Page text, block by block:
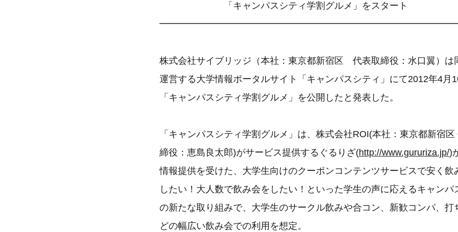
「キャンパスシティ学割グルメ」をスタート
株式会社サイブリッジ（本社：東京都新宿区 代表取締役：水口翼）は
運営する大学情報ポータルサイト「キャンパスシティ」にて2012年4月
「キャンパスシティ学割グルメ」を公開したと発表した。
「キャンパスシティ学割グルメ」は、株式会社ROI(本社：東京都新宿区
締役：恵島良太郎)がサービス提供するぐるりざ(http://www.gururiza.jp/)
情報提供を受けた、大学生向けのクーポンコンテンツサービスで安く飲
したい！大人数で飲み会をしたい！といった学生の声に応えるキャンパ
の新たな取り組みで、大学生のサークル飲みや合コン、新歓コンパ、打
どの幅広い飲み会での利用を想定。